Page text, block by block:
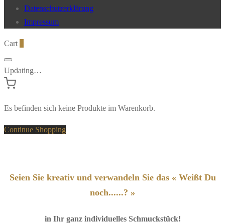
Datenschutzerklärung
Impressum
Cart
Updating…
Es befinden sich keine Produkte im Warenkorb.
Continue Shopping
Seien Sie kreativ und verwandeln Sie das « Weißt Du
noch......? »
in Ihr ganz individuelles Schmuckstück!